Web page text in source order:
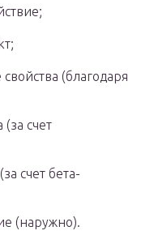
(благодаря
счет
счет бета-
(наружно).